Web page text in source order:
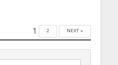
1 2 NEXT »